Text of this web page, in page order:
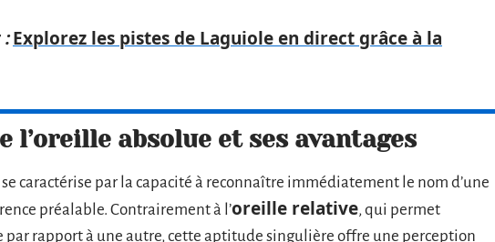
:Explorez les pistes de Laguiole en direct grâce à la
l’oreille absolue et ses avantages
se caractérise par la capacité à reconnaître immédiatement le nom d’une
préalable. Contrairement à l’oreille relative, qui permet
par rapport à une autre, cette aptitude singulière offre une perception